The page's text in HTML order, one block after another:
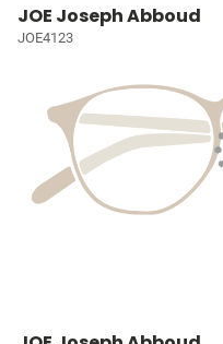
JOE Joseph Abboud
JOE4123